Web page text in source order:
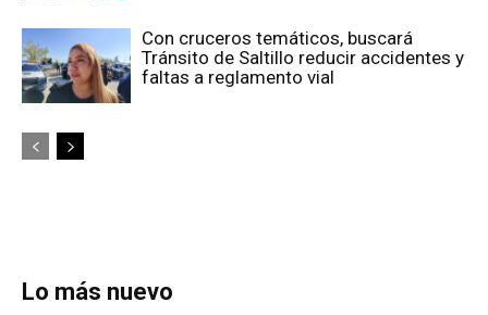
Con cruceros temáticos, buscará
Tránsito de Saltillo reducir accidentes y
faltas a reglamento vial
Lo más nuevo